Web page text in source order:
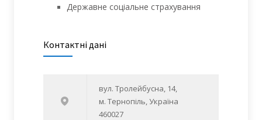
Державне соціальне страхування
Контактні дані
вул. Тролейбусна, 14,
м. Тернопіль, Україна
460027